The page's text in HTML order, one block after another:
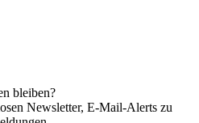
bleiben?
Newsletter, E-Mail-Alerts zu